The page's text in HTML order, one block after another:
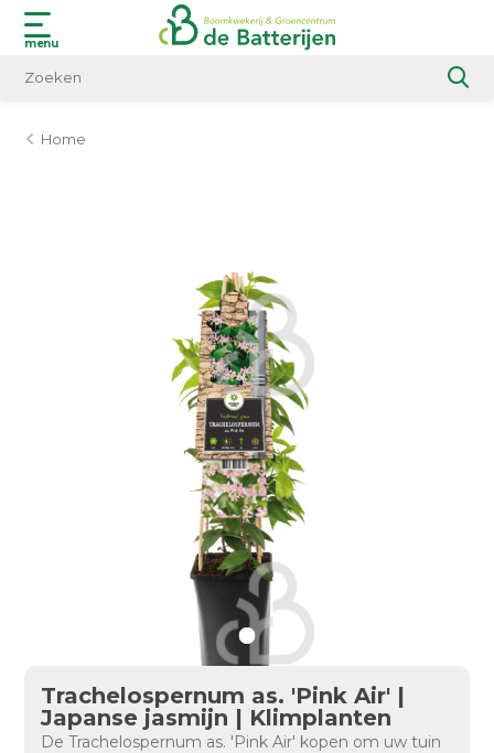
menu
Home
Trachelospernum as. 'Pink Air' |
Japanse jasmijn | Klimplanten
De Trachelospernum as. 'Pink Air' kopen om uw tuin